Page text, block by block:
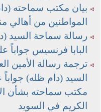
بيان مكتب سماحته
المواطنين من أهالي
رسالة سماحة السيد
البابا فرنسيس جواباً
ترجمة رسالة الأمين
السيد (دام ظله)
مكتب سماحته بشأن
الكريم في السويد